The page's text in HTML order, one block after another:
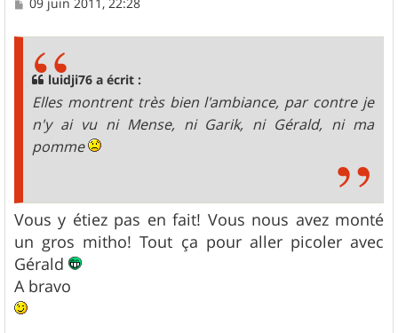
luidji76 a écrit :
Elles montrent très bien l'ambiance, par contre je
n'y ai vu ni Mense, ni Garik, ni Gérald, ni ma
pomme
Vous y étiez pas en fait! Vous nous avez monté
un gros mitho! Tout ça pour aller picoler avec
Gérald
A bravo